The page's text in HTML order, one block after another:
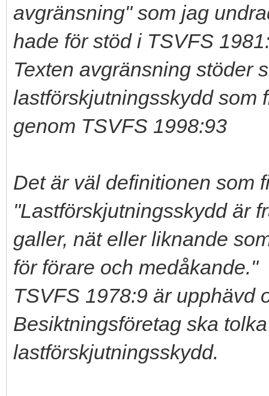
avgränsning" som jag
hade för stöd i TSVFS
Texten avgränsning stöder
lastförskjutningsskydd som
genom TSVFS 1998:93
Det är väl definitionen som
"Lastförskjutningsskydd är
galler, nät eller liknande
för förare och medåkande."
TSVFS 1978:9 är upphävd
Besiktningsföretag ska
lastförskjutningsskydd.